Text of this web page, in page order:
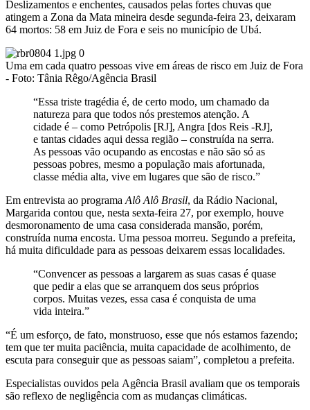
Deslizamentos e enchentes, causados pelas fortes chuvas que
atingem a Zona da Mata mineira desde segunda-feira 23, deixaram
64 mortos: 58 em Juiz de Fora e seis no município de Ubá.
Uma em cada quatro pessoas vive em áreas de risco em Juiz de Fora
- Foto: Tânia Rêgo/Agência Brasil
“Essa triste tragédia é, de certo modo, um chamado da
natureza para que todos nós prestemos atenção. A
cidade é – como Petrópolis [RJ], Angra [dos Reis -RJ],
e tantas cidades aqui dessa região – construída na serra.
As pessoas vão ocupando as encostas e não são só as
pessoas pobres, mesmo a população mais afortunada,
classe média alta, vive em lugares que são de risco.”
Em entrevista ao programa Alô Alô Brasil, da Rádio Nacional,
Margarida contou que, nesta sexta-feira 27, por exemplo, houve
desmoronamento de uma casa considerada mansão, porém,
construída numa encosta. Uma pessoa morreu. Segundo a prefeita,
há muita dificuldade para as pessoas deixarem essas localidades.
“Convencer as pessoas a largarem as suas casas é quase
que pedir a elas que se arranquem dos seus próprios
corpos. Muitas vezes, essa casa é conquista de uma
vida inteira.”
“É um esforço, de fato, monstruoso, esse que nós estamos fazendo;
tem que ter muita paciência, muita capacidade de acolhimento, de
escuta para conseguir que as pessoas saiam”, completou a prefeita.
Especialistas ouvidos pela Agência Brasil avaliam que os temporais
são reflexo de negligência com as mudanças climáticas.